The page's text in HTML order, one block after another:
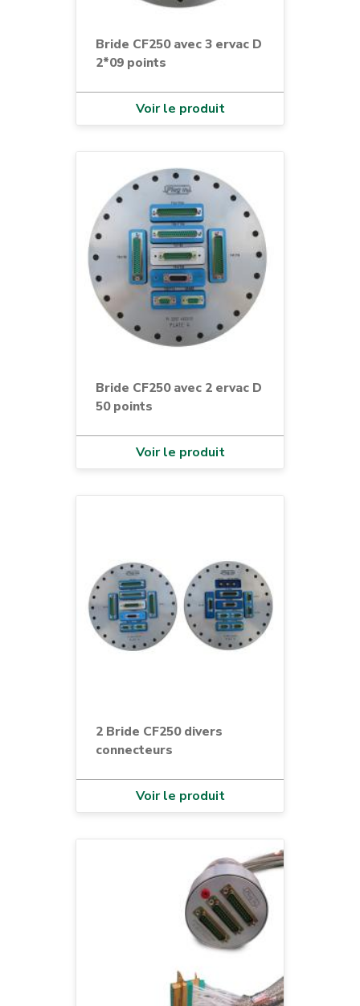
Bride CF250 avec 3 ervac D
2*09 points
Voir le produit
Bride CF250 avec 2 ervac D
50 points
Voir le produit
2 Bride CF250 divers
connecteurs
Voir le produit